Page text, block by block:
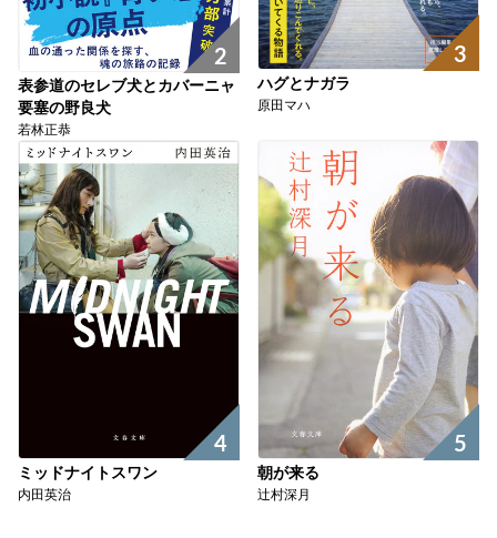
2
表参道のセレブ犬とカバーニャ
要塞の野良犬
若林正恭
3
ハグとナガラ
原田マハ
4
ミッドナイトスワン
内田英治
5
朝が来る
辻村深月